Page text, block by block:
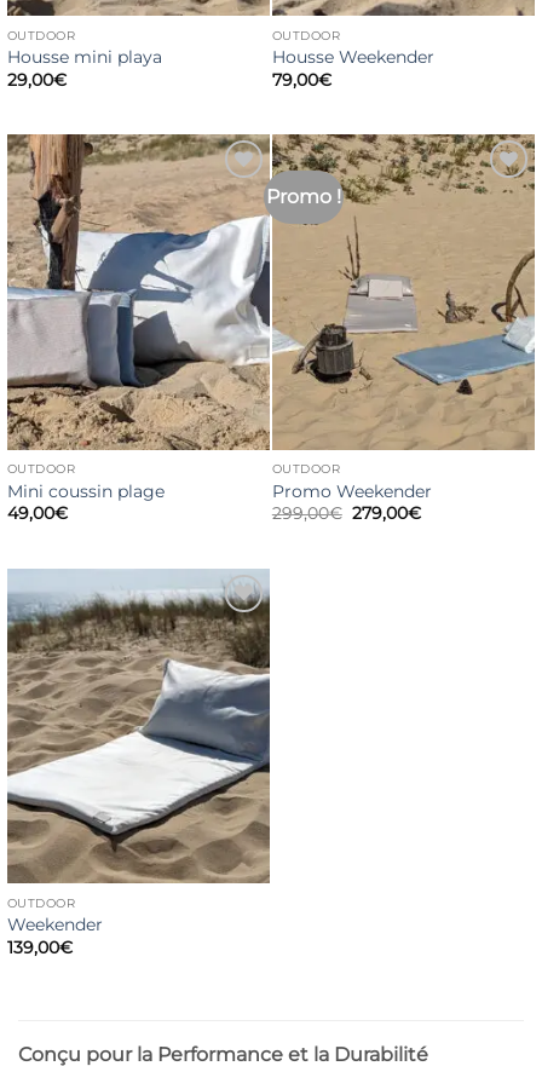
OUTDOOR
Housse mini playa
29,00€
OUTDOOR
Housse Weekender
79,00€
Ajouter
à la liste
de
souhaits
OUTDOOR
Mini coussin plage
49,00€
Promo !
Ajouter
OUTDOOR
Promo Weekender
299,00€ Le
279,00€Le
Ajouter
à la liste
de
souhaits
OUTDOOR
Weekender
139,00€
Conçu pour la Performance et la Durabilité